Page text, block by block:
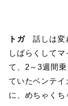
トガ話しは変
しばらくして
て、2～3週間
ていたベンテイ
に、めちゃくち